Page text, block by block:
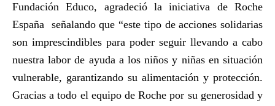
Fundación Educo, agradeció la iniciativa de Roche
España señalando que “este tipo de acciones solidarias
son imprescindibles para poder seguir llevando a cabo
nuestra labor de ayuda a los niños y niñas en situación
vulnerable, garantizando su alimentación y protección.
Gracias a todo el equipo de Roche por su generosidad y